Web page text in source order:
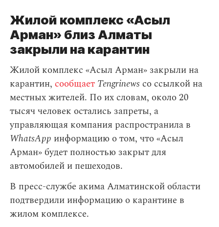
Жилой комплекс «Асыл
Арман» близ Алматы
закрыли на карантин
Жилой комплекс «Асыл Арман» закрыли на
карантин, сообщает Tengrinews со ссылкой на
местных жителей. По их словам, около 20
тысяч человек остались запреты, а
управляющая компания распространила в
WhatsApp информацию о том, что «Асыл
Арман» будет полностью закрыт для
автомобилей и пешеходов.
В пресс-службе акима Алматинской области
подтвердили информацию о карантине в
жилом комплексе.